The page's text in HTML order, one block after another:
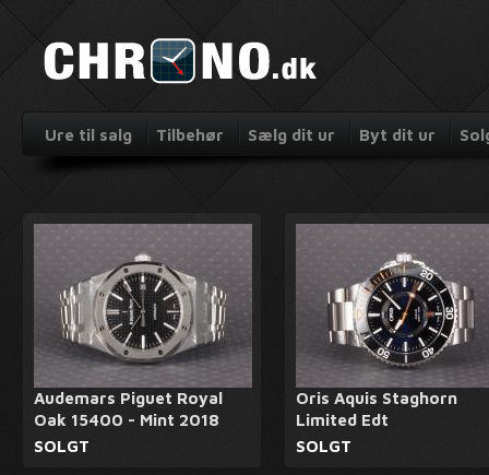
Ure til salg Tilbehør Sælg dit ur Byt dit ur
Audemars Piguet Royal
Oak 15400 - Mint 2018
SOLGT
Oris Aquis Staghorn
Limited Edt
SOLGT